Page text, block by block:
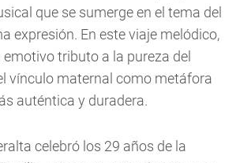
que se sumerge en el tema del
expresión. En este viaje melódico,
tributo a la pureza del
vínculo maternal como metáfora
auténtica y duradera.
celebró los 29 años de la